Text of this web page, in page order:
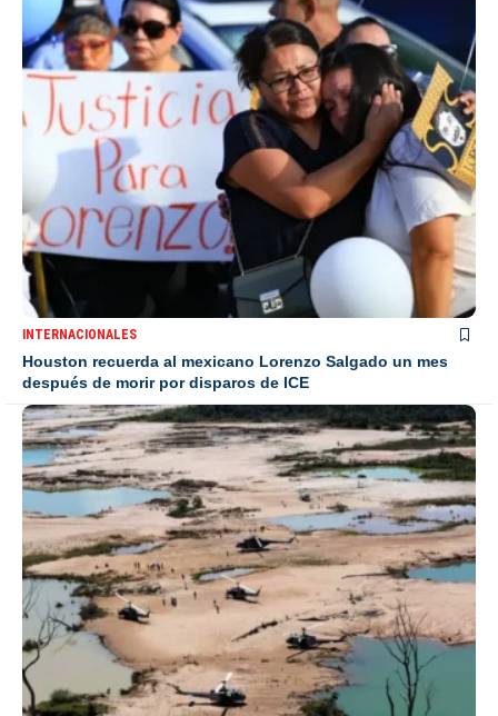
INTERNACIONALES
Houston recuerda al mexicano Lorenzo Salgado un mes
después de morir por disparos de ICE